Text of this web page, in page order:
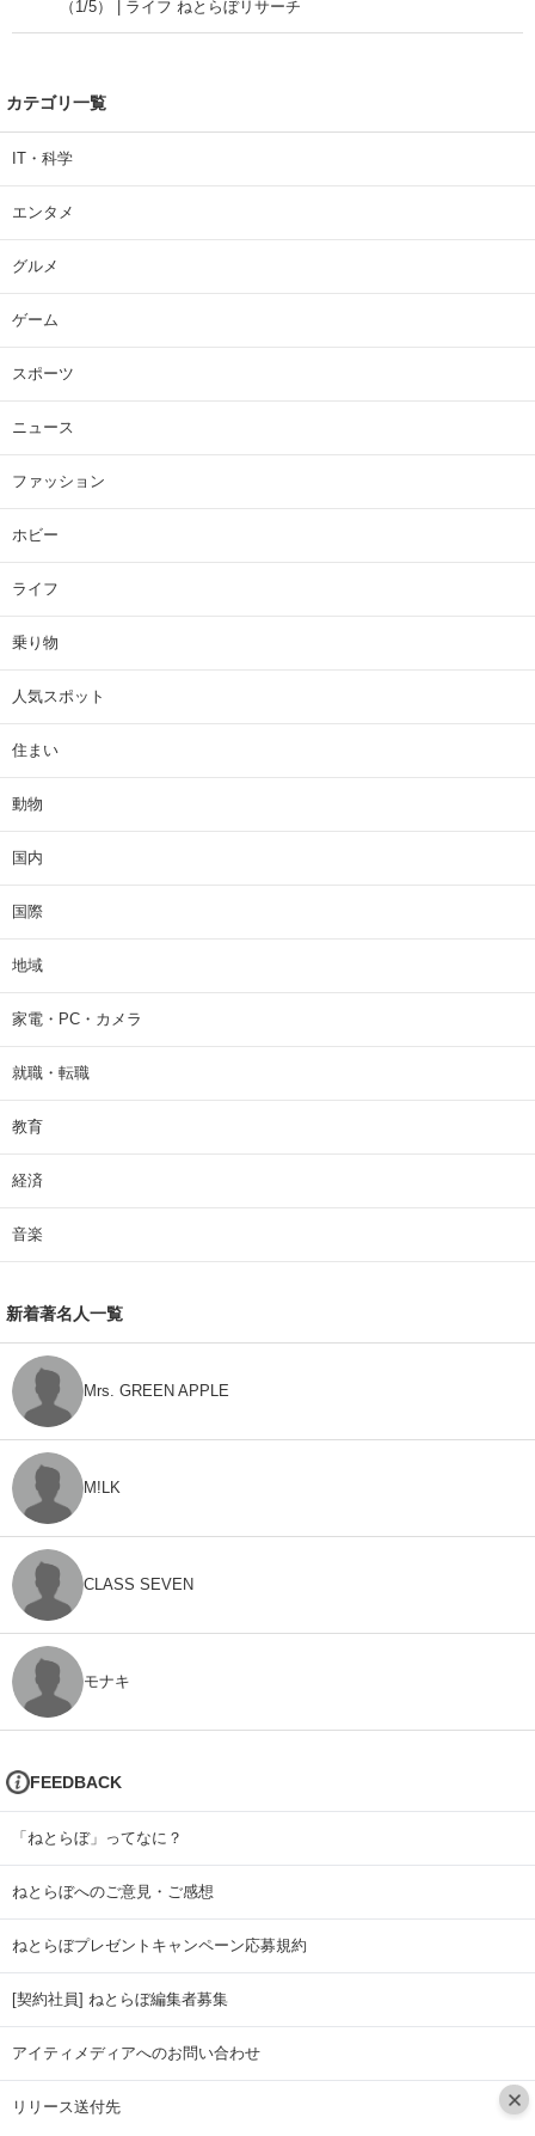
（1/5） | ライフ ねとらぼリサーチ
カテゴリ一覧
IT・科学
エンタメ
グルメ
ゲーム
スポーツ
ニュース
ファッション
ホビー
ライフ
乗り物
人気スポット
住まい
動物
国内
国際
地域
家電・PC・カメラ
就職・転職
教育
経済
音楽
新着著名人一覧
Mrs. GREEN APPLE
M!LK
CLASS SEVEN
モナキ
FEEDBACK
「ねとらぼ」ってなに？
ねとらぼへのご意見・ご感想
ねとらぼプレゼントキャンペーン応募規約
[契約社員] ねとらぼ編集者募集
アイティメディアへのお問い合わせ
リリース送付先